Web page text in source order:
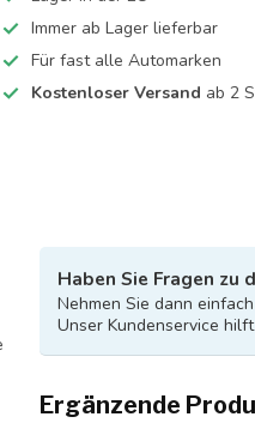
Immer ab Lager lieferbar
Für fast alle Automarken
Kostenloser Versand ab 2
Haben Sie Fragen zu
Nehmen Sie dann
Unser Kundenservice
Ergänzende